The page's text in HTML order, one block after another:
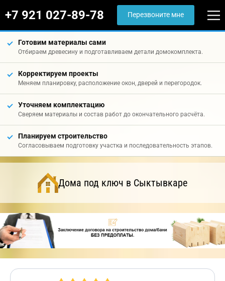
+7 921 027-89-78 Перезвоните мне
Готовим материалы сами
Отбираем древесину и подготавливаем детали домокомплекта.
Корректируем проекты
Меняем планировку, расположение окон, дверей и перегородок.
Уточняем комплектацию
Сверяем материалы и состав работ до окончательного расчёта.
Планируем строительство
Согласовываем подготовку участка и последовательность этапов.
Дома под ключ в Сыктывкаре